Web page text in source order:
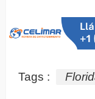
Tags :